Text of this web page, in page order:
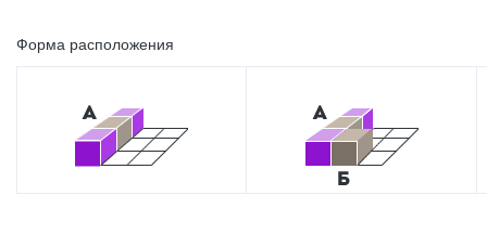
Форма расположения